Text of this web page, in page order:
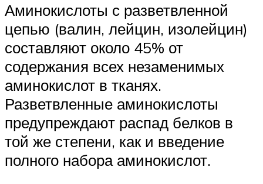
Аминокислоты с разветвленной
цепью (валин, лейцин, изолейцин)
составляют около 45% от
содержания всех незаменимых
аминокислот в тканях.
Разветвленные аминокислоты
предупреждают распад белков в
той же степени, как и введение
полного набора аминокислот.